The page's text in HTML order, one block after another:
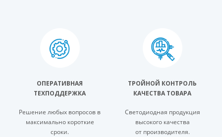
ОПЕРАТИВНАЯ
ТЕХПОДДЕРЖКА
Решение любых вопросов в
максимально короткие
сроки.
ТРОЙНОЙ КОНТРОЛЬ
КАЧЕСТВА ТОВАРА
Светодиодная продукция
высокого качества
от производителя.